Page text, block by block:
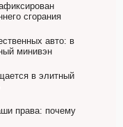
сгорания
авто: в
минивэн
в элитный
права: почему